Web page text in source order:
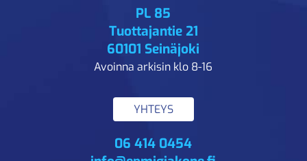
PL 85
Tuottajantie 21
60101 Seinäjoki
Avoinna arkisin klo 8-16
YHTEYS
06 414 0454